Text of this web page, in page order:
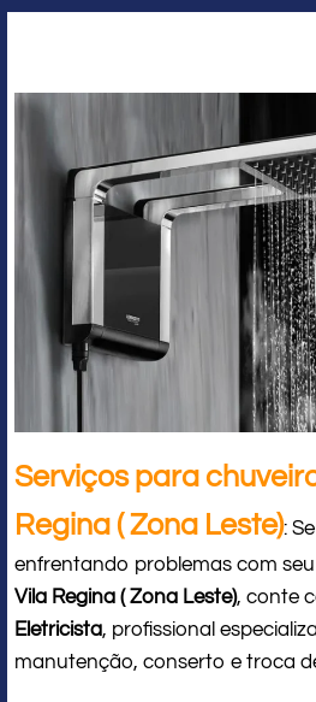
Serviços para
Regina ( Zona Leste):
enfrentando problemas com
Vila Regina ( Zona Leste), conte
Eletricista, profissional
manutenção, conserto e troca